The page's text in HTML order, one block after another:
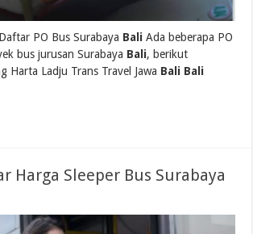
PO Bus Surabaya Bali Ada beberapa PO
bus jurusan Surabaya Bali, berikut
Harta Ladju Trans Travel Jawa Bali Bali
Harga Sleeper Bus Surabaya